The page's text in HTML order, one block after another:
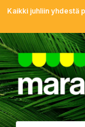
Kaikki juhliin yhdestä